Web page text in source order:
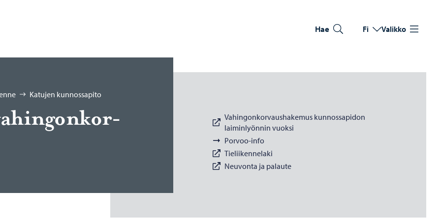
Hae Vaihda kieltä
Nykyinen kieli: Suomi
Fi Valikko
Katujen kunnossapito
Vahingonkorvaushakemus kunnossapidon
laiminlyönnin vuoksi
Porvoo-info
Tieliikennelaki
Neuvonta ja palaute